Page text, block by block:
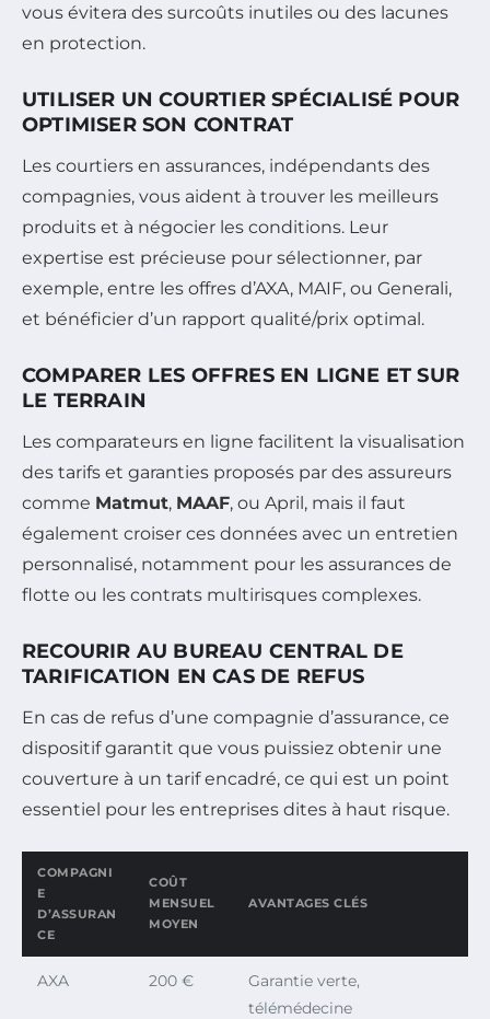
vous évitera des surcoûts inutiles ou des lacunes
en protection.
UTILISER UN COURTIER SPÉCIALISÉ POUR
OPTIMISER SON CONTRAT
Les courtiers en assurances, indépendants des
compagnies, vous aident à trouver les meilleurs
produits et à négocier les conditions. Leur
expertise est précieuse pour sélectionner, par
exemple, entre les offres d’AXA, MAIF, ou Generali,
et bénéficier d’un rapport qualité/prix optimal.
COMPARER LES OFFRES EN LIGNE ET SUR
LE TERRAIN
Les comparateurs en ligne facilitent la visualisation
des tarifs et garanties proposés par des assureurs
comme Matmut, MAAF, ou April, mais il faut
également croiser ces données avec un entretien
personnalisé, notamment pour les assurances de
flotte ou les contrats multirisques complexes.
RECOURIR AU BUREAU CENTRAL DE
TARIFICATION EN CAS DE REFUS
En cas de refus d’une compagnie d’assurance, ce
dispositif garantit que vous puissiez obtenir une
couverture à un tarif encadré, ce qui est un point
essentiel pour les entreprises dites à haut risque.
COMPAGNI
E
D’ASSURAN
CE
COÛT
MENSUEL
MOYEN
AVANTAGES CLÉS
AXA 200 €
Garantie verte,
télémédecine